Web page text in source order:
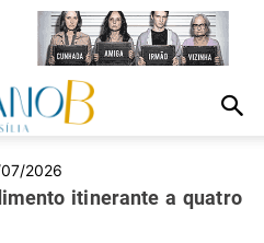
2026
itinerante a quatro